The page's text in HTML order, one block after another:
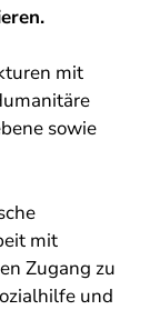
mit
sowie
mit
Zugang zu
und